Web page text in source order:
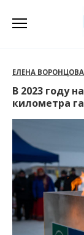
ЕЛЕНА ВОРОНЦОВА
В 2023 году
километра